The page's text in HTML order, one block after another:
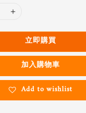
立即購買
加入購物車
Add to wishlist